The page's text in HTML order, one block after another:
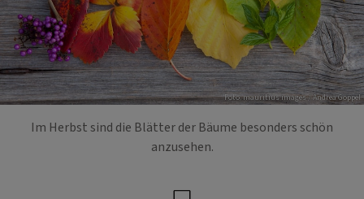
Foto: mauritius images / Andrea Göppel
Im Herbst sind die Blätter der Bäume besonders schön
anzusehen.